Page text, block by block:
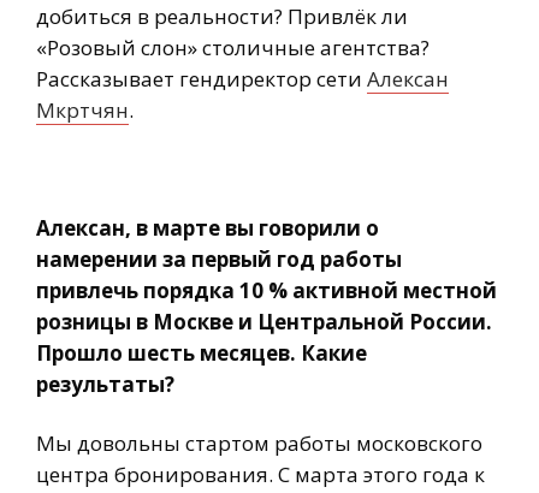
добиться в реальности? Привлёк ли
«Розовый слон» столичные агентства?
Рассказывает гендиректор сети Алексан
Мкртчян.
Алексан, в марте вы говорили о
намерении за первый год работы
привлечь порядка 10 % активной местной
розницы в Москве и Центральной России.
Прошло шесть месяцев. Какие
результаты?
Мы довольны стартом работы московского
центра бронирования. С марта этого года к